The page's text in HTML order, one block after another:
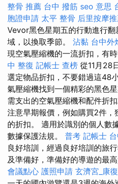
整骨 推薦 台中 撥筋 seo 意思
胞證申請 太平 整骨 后里按摩
Vevor黑色星期五的行動進行
域，以換取季節。 沾黏 台中外
現空氣壓縮機的一流折扣，有
中 整復 記帳士 查榜 從11月28
選定物品折扣，不要錯過這48
氣壓縮機找到一個精彩的黑色
需支出的空氣壓縮機和配件折
注意早期報價，例如購買2件
的折扣。 適用於識別的個人數
數據保護法規。 普考 記帳士
良好培訓，經過良好培訓的旅
及準備好，準備好的導遊的最高
會議點心 護照申請 玄濟宮_康